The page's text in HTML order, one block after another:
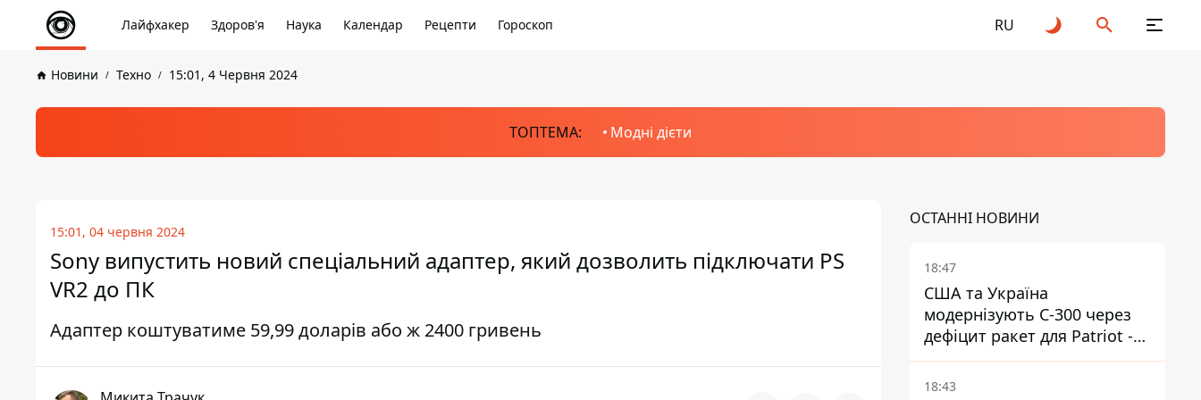
Лайфхакер Здоров'я Наука Календар Рецепти Гороскоп RU
Новини Техно 15:01, 4 Червня 2024
ТОПТЕМА: Модні дієти
15:01, 04 червня 2024
Sony випустить новий спеціальний адаптер, який дозволить підключати PS
VR2 до ПК
Адаптер коштуватиме 59,99 доларів або ж 2400 гривень
ОСТАННІ НОВИНИ
18:47
США та Україна
модернізують С-300 через
дефіцит ракет для Patriot -
ЗМІ
18:43